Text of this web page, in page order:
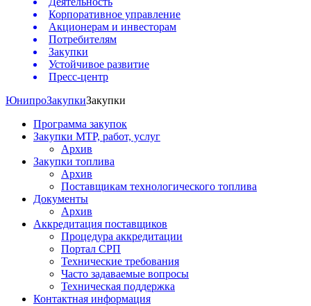
Корпоративное управление
Акционерам и инвесторам
Потребителям
Закупки
Устойчивое развитие
Пресс-центр
ЮнипроЗакупкиЗакупки
Программа закупок
Закупки МТР, работ, услуг
Архив
Закупки топлива
Архив
Поставщикам технологического топлива
Документы
Архив
Аккредитация поставщиков
Процедура аккредитации
Портал СРП
Технические требования
Часто задаваемые вопросы
Техническая поддержка
Контактная информация